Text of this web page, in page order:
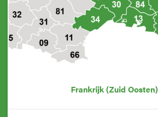
Frankrijk (Zuid Oosten)